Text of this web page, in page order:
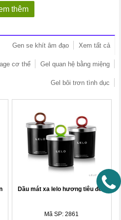
thêm
Xem tất cả
Gen se khít âm đạo
Gel quan hệ bằng miệng
cơ thể
Gel bôi trơn tình dục
Dầu mát xa lelo hương tiêu đen
Mã SP: 2861